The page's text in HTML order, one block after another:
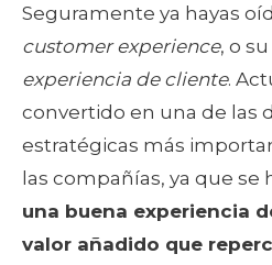
Seguramente ya hayas
customer experience, o
experiencia de cliente.
convertido en una de las
estratégicas más
las compañías, ya que
una buena experiencia
valor añadido que